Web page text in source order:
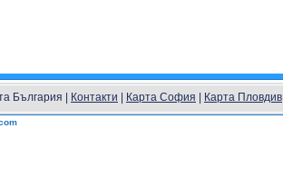
България | Контакти Карта София Карта Пловдив